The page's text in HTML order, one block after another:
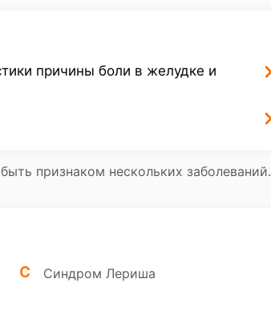
причины боли в желудке и
признаком нескольких заболеваний.
С Синдром Лериша